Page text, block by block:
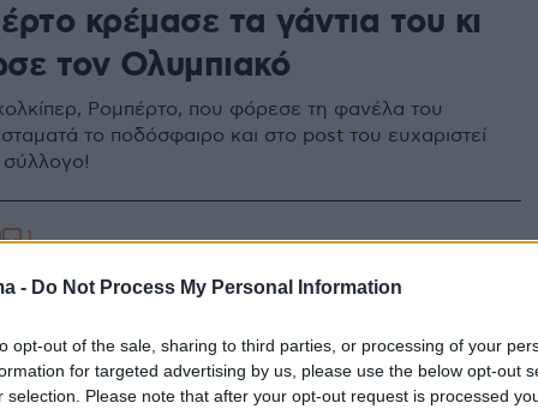
- Do Not Process My Personal Information
opt-out of the sale, sharing to third parties, or processing of your
for targeted advertising by us, please use the below opt-out
selection. Please note that after your opt-out request is processed
κρέμασε τα γάντια του κι
τον Ολυμπιακό
Ρομπέρτο, που φόρεσε τη φανέλα του
το ποδόσφαιρο και στο post του ευχαριστεί
σύλλογο!
Koala Challenge από τον
και την «καυτή» σύντροφό
1